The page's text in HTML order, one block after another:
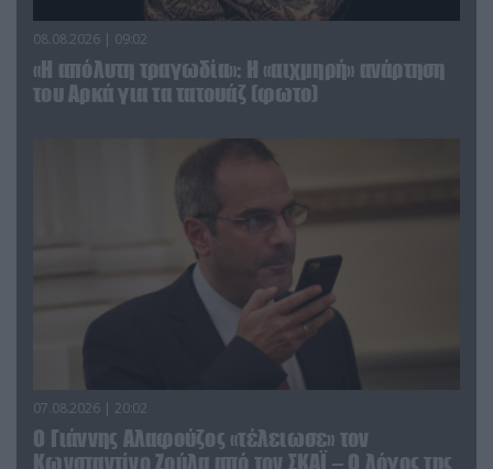
08.08.2026 | 09:02
«Η απόλυτη τραγωδία»: Η «αιχμηρή» ανάρτηση
του Αρκά για τα τατουάζ (φωτο)
07.08.2026 | 20:02
Ο Γιάννης Αλαφούζος «τέλειωσε» τον
Κωνσταντίνο Ζούλα από τον ΣΚΑΪ – Ο λόγος της